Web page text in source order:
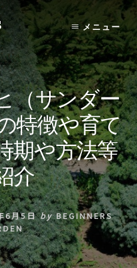
メニュー
（サンダー
特徴や育て
期や方法等
介
6月5日 by BEGINNERS